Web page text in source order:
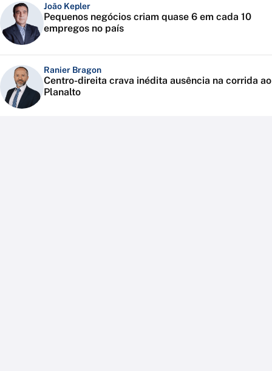
João Kepler
Pequenos negócios criam quase 6 em cada 10
empregos no país
Ranier Bragon
Centro-direita crava inédita ausência na corrida ao
Planalto